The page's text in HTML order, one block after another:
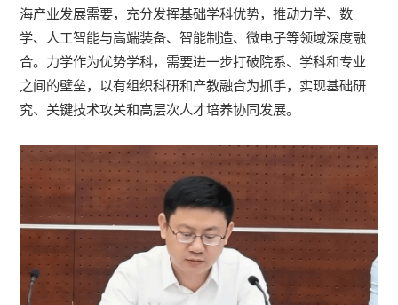
海产业发展需要，充分发挥基础学科优势，推动力学、数
学、人工智能与高端装备、智能制造、微电子等领域深度融
合。力学作为优势学科，需要进一步打破院系、学科和专业
之间的壁垒，以有组织科研和产教融合为抓手，实现基础研
究、关键技术攻关和高层次人才培养协同发展。